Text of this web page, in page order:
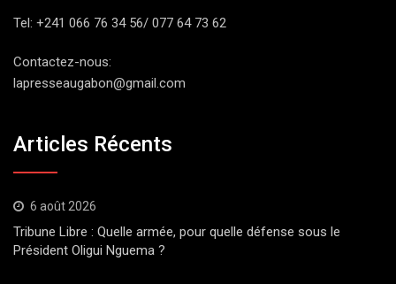
Tel: +241 066 76 34 56/ 077 64 73 62
Contactez-nous:
lapresseaugabon@gmail.com
Articles Récents
6 août 2026
Tribune Libre : Quelle armée, pour quelle défense sous le
Président Oligui Nguema ?